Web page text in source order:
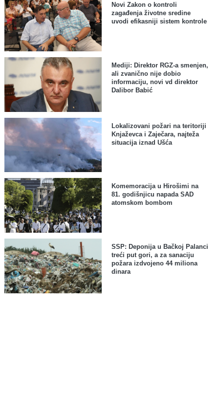
Novi Zakon o kontroli
zagađenja životne sredine
uvodi efikasniji sistem kontrole
Mediji: Direktor RGZ-a smenjen,
ali zvanično nije dobio
informaciju, novi vd direktor
Dalibor Babić
Lokalizovani požari na teritoriji
Knjaževca i Zaječara, najteža
situacija iznad Ušća
Komemoracija u Hirošimi na
81. godišnjicu napada SAD
atomskom bombom
SSP: Deponija u Bačkoj Palanci
treći put gori, a za sanaciju
požara izdvojeno 44 miliona
dinara